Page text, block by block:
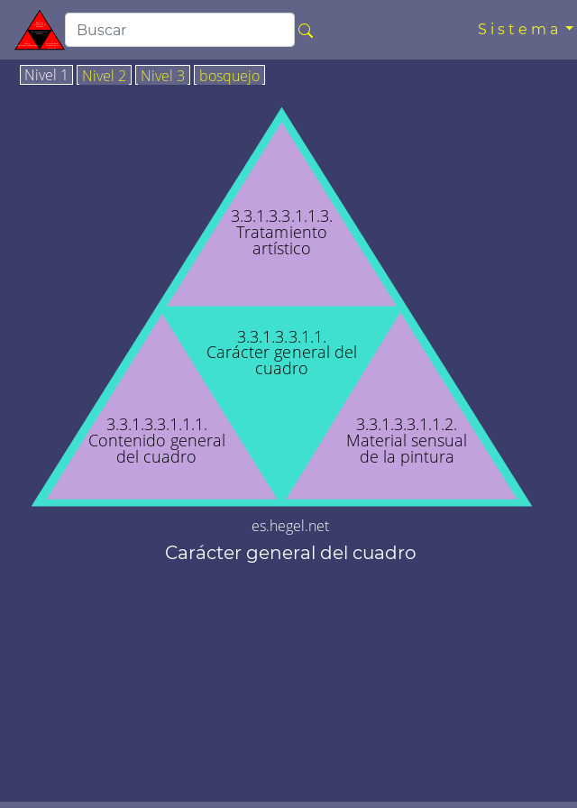
Sistema
Nivel 1 Nivel 2 Nivel 3 bosquejo
3.3.1.3.3.1.1.
Carácter general del
cuadro
3.3.1.3.3.1.1.1.
Contenido general
del cuadro
3.3.1.3.3.1.1.2.
Material sensual
de la pintura
3.3.1.3.3.1.1.3.
Tratamiento
artístico
es.hegel.net
Carácter general del cuadro